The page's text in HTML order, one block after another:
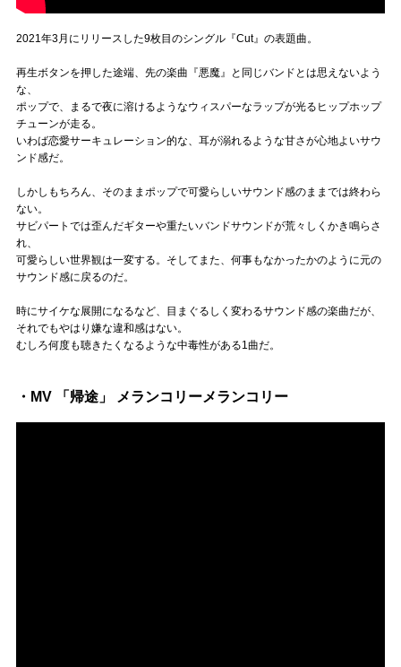
2021年3月にリリースした9枚目のシングル『Cut』の表題曲。
再生ボタンを押した途端、先の楽曲『悪魔』と同じバンドとは思えないよう
な、
ポップで、まるで夜に溶けるようなウィスパーなラップが光るヒップホップ
チューンが走る。
いわば恋愛サーキュレーション的な、耳が溺れるような甘さが心地よいサウ
ンド感だ。
しかしもちろん、そのままポップで可愛らしいサウンド感のままでは終わら
ない。
サビパートでは歪んだギターや重たいバンドサウンドが荒々しくかき鳴らさ
れ、
可愛らしい世界観は一変する。そしてまた、何事もなかったかのように元の
サウンド感に戻るのだ。
時にサイケな展開になるなど、目まぐるしく変わるサウンド感の楽曲だが、
それでもやはり嫌な違和感はない。
むしろ何度も聴きたくなるような中毒性がある1曲だ。
・MV 「帰途」 メランコリーメランコリー